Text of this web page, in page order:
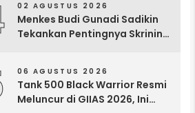
02 AGUSTUS 2026
Menkes Budi Gunadi Sadikin
Tekankan Pentingnya Skrining
06 AGUSTUS 2026
Tank 500 Black Warrior Resmi
Meluncur di GIIAS 2026, Ini